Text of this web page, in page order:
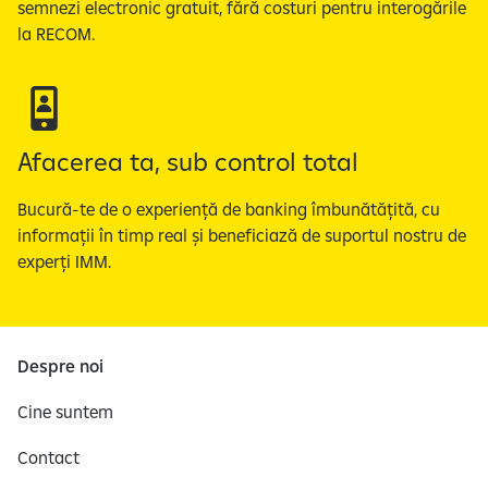
i
n
semnezi electronic gratuit, fără costuri pentru interogările
la RECOM. ​​
Afacerea ta, sub control total
​Bucură-te de o experiență de banking îmbunătățită, cu
informații în timp real și beneficiază de suportul nostru de
experți IMM.​
Despre noi
Cine suntem
Contact